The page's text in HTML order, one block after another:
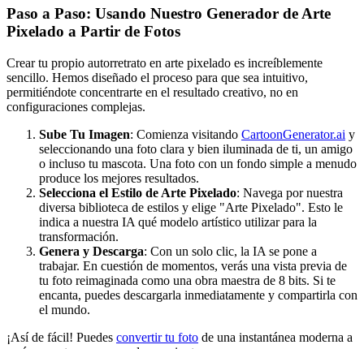
Paso a Paso: Usando Nuestro Generador de Arte
Pixelado a Partir de Fotos
Crear tu propio autorretrato en arte pixelado es increíblemente
sencillo. Hemos diseñado el proceso para que sea intuitivo,
permitiéndote concentrarte en el resultado creativo, no en
configuraciones complejas.
Sube Tu Imagen: Comienza visitando CartoonGenerator.ai y
seleccionando una foto clara y bien iluminada de ti, un amigo
o incluso tu mascota. Una foto con un fondo simple a menudo
produce los mejores resultados.
Selecciona el Estilo de Arte Pixelado: Navega por nuestra
diversa biblioteca de estilos y elige "Arte Pixelado". Esto le
indica a nuestra IA qué modelo artístico utilizar para la
transformación.
Genera y Descarga: Con un solo clic, la IA se pone a
trabajar. En cuestión de momentos, verás una vista previa de
tu foto reimaginada como una obra maestra de 8 bits. Si te
encanta, puedes descargarla inmediatamente y compartirla con
el mundo.
¡Así de fácil! Puedes convertir tu foto de una instantánea moderna a